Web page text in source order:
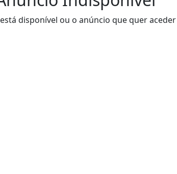
disponível ou o anúncio que quer